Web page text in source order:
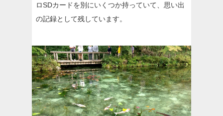
ロSDカードを別にいくつか持っていて、思い出
の記録として残しています。